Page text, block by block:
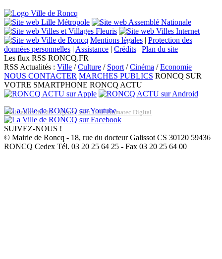
Mentions légales | Protection des
données personnelles | Assistance | Crédits | Plan du site
Les flux RSS RONCQ.FR
RSS Actualités : Ville /Culture / Sport/Cinéma /Economie
NOUS CONTACTER MARCHES PUBLICS RONCQ SUR
VOTRE SMARTPHONE RONCQ ACTU
Réalisation du site: Agence Web Lille Promatec Digital
SUIVEZ-NOUS !
© Mairie de Roncq - 18, rue du docteur Galissot CS 30120 59436
RONCQ Cedex Tél. 03 20 25 64 25 - Fax 03 20 25 64 00